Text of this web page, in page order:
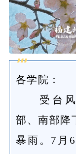
各学院：
受台
部、南部降
暴雨。7月